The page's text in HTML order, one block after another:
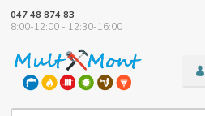
047 48 874 83
8:00-12:00 - 12:30-16:00